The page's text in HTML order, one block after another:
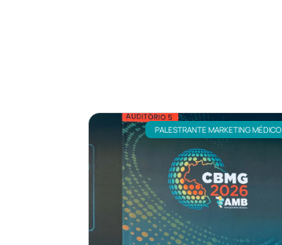
PALESTRANTE MARKETING MÉDICO